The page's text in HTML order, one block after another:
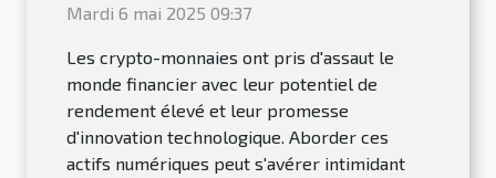
Mardi 6 mai 2025 09:37
Les crypto-monnaies ont pris d'assaut le
monde financier avec leur potentiel de
rendement élevé et leur promesse
d'innovation technologique. Aborder ces
actifs numériques peut s'avérer intimidant